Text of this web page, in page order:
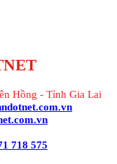
Hồng - Tỉnh Gia Lai
718 575